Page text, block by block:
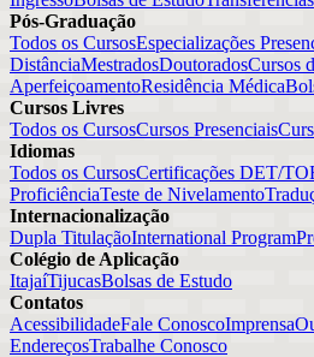
Pós-Graduação
Todos os CursosEspecializações
DistânciaMestradosDoutoradosCursos
AperfeiçoamentoResidência Médica
Cursos Livres
Todos os CursosCursos Presenciais
Idiomas
Todos os CursosCertificações DET/
ProficiênciaTeste de Nivelamento
Internacionalização
Dupla TitulaçãoInternational Program
Colégio de Aplicação
ItajaíTijucasBolsas de Estudo
Contatos
AcessibilidadeFale ConoscoImprensa
EndereçosTrabalhe Conosco